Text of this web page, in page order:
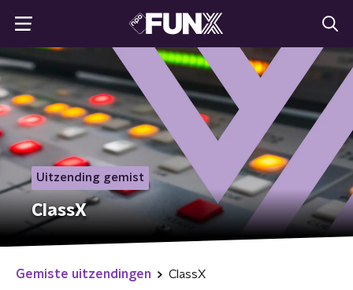
Uitzending gemist
ClassX
Gemiste uitzendingen ClassX